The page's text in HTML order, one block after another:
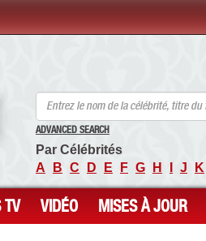
ADVANCED SEARCH
Par Célébrités
A
B C D E F G H J K
TV VIDÉO MISES À JOUR